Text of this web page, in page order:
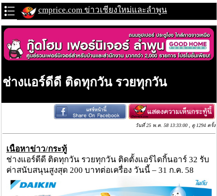
cmprice.com ข่าวเชียงใหม่และลำพูน
ช่างแอร์ดีดี ติดทุกวัน รวยทุกวัน
วันที่ 25 พ.ค. 58 13:33:00 , ดู 1294 ครั้ง
เนื้อหาข่าว/กระทู้
ช่างแอร์ดีดี ติดทุกวัน รวยทุกวัน ติดตั้งแอร์ไดกิ้นอาร์ 32 รับ
ค่าสนับสนุนสูงสุด 200 บาทต่อเครื่อง วันนี้ – 31 ก.ค. 58